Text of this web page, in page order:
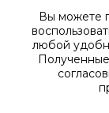
Вы можете
любой у
Полученные